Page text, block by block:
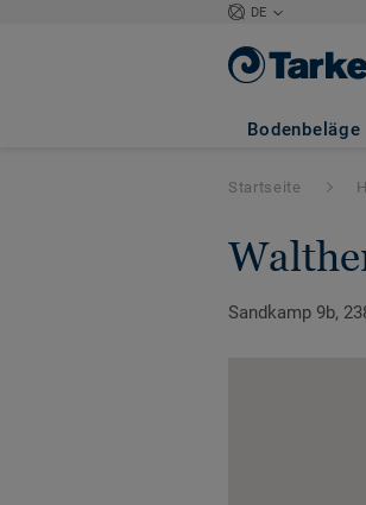
DE
Bodenbeläge
Startseite
Sandkamp 9b,